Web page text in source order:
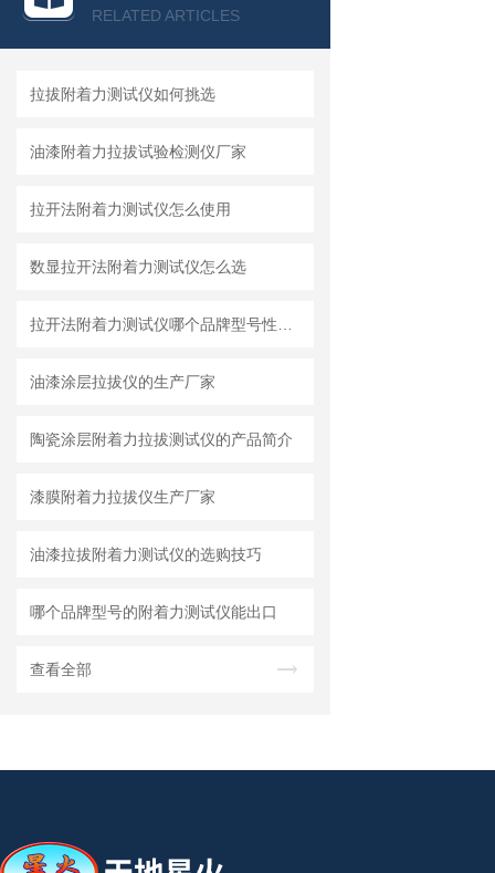
RELATED ARTICLES
拉拔附着力测试仪如何挑选
油漆附着力拉拔试验检测仪厂家
拉开法附着力测试仪怎么使用
数显拉开法附着力测试仪怎么选
油漆涂层拉拔仪的生产厂家
陶瓷涂层附着力拉拔测试仪的产品简介
漆膜附着力拉拔仪生产厂家
油漆拉拔附着力测试仪的选购技巧
哪个品牌型号的附着力测试仪能出口
查看全部